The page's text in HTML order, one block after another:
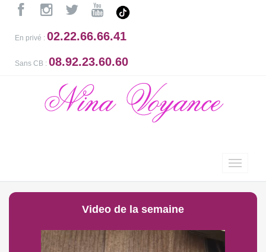
En privé : 02.22.66.66.41
Sans CB : 08.92.23.60.60
Video de la semaine